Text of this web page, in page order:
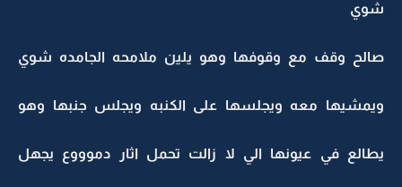
شوي
صالح وقف مع وقوفها وهو يلين ملامحه الجامده شوي
ويمشيها معه ويجلسها على الكنبه ويجلس جنبها وهو
يطالع في عيونها الي لا زالت تحمل اثار دموووع يجهل